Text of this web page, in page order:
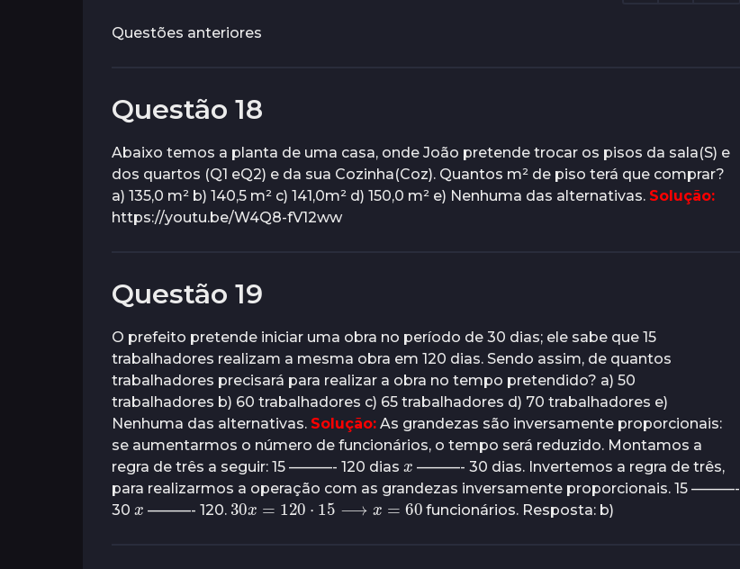
s
r
á
s
n
u
t
Questões anteriores
Questão 18
Abaixo temos a planta de uma casa, onde João pretende trocar os pisos da sala(S) e
dos quartos (Q1 eQ2) e da sua Cozinha(Coz). Quantos m² de piso terá que comprar?
a) 135,0 m² b) 140,5 m² c) 141,0m² d) 150,0 m² e) Nenhuma das alternativas. Solução:
https://youtu.be/W4Q8-fV12ww
Questão 19
O prefeito pretende iniciar uma obra no período de 30 dias; ele sabe que 15
trabalhadores realizam a mesma obra em 120 dias. Sendo assim, de quantos
trabalhadores precisará para realizar a obra no tempo pretendido? a) 50
trabalhadores b) 60 trabalhadores c) 65 trabalhadores d) 70 trabalhadores e)
Nenhuma das alternativas. Solução: As grandezas são inversamente proporcionais:
se aumentarmos o número de funcionários, o tempo será reduzido. Montamos a
regra de três a seguir: 15 ———- 120 dias
x
———- 30 dias. Invertemos a regra de três,
para realizarmos a operação com as grandezas inversamente proporcionais. 15 ———-
30
x
———- 120.
30x=120⋅15⟶x=60
funcionários. Resposta: b)